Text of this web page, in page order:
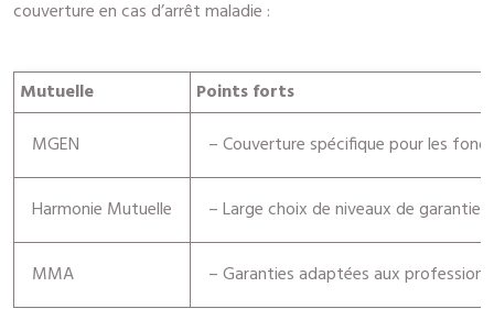
couverture en cas d’arrêt maladie :
Mutuelle
Points forts
MGEN
– Couverture spécifique pour les
Harmonie Mutuelle – Large choix de niveaux de
MMA – Garanties adaptées aux